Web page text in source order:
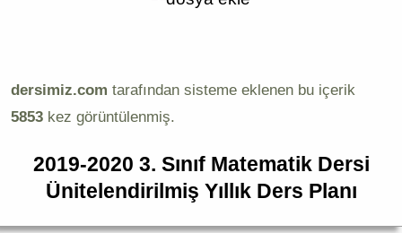
dersimiz.com tarafından sisteme eklenen bu içerik
5853 kez görüntülenmiş.
2019-2020 3. Sınıf Matematik Dersi
Ünitelendirilmiş Yıllık Ders Planı